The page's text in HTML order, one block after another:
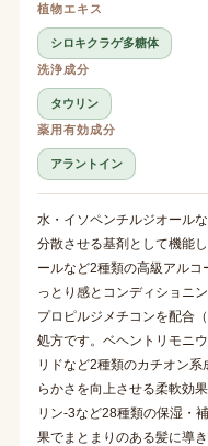
植物エキス
シロキクラゲ多糖体
洗浄成分
タウリン
薬用有効成分
アラントイン
水・イソペンチルジオール
分散させる基剤として機能
ールなど2種類の高級アル
っとり感とコンディショニ
プロピルジメチコンを配合
処方です。ベヘントリモニ
リドなど2種類のカチオン
らかさを向上させる柔軟効
リン-3など28種類の保湿・
果でまとまりのある髪に導